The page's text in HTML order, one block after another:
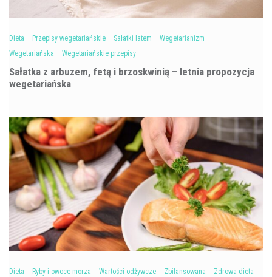
Dieta Przepisy wegetariańskie Sałatki latem
Wegetarianizm
Wegetariańska
Wegetariańskie przepisy
Sałatka z arbuzem, fetą i brzoskwinią – letnia propozycja
wegetariańska
Dieta Ryby i owoce morza Wartości odżywcze Zbilansowana Zdrowa dieta